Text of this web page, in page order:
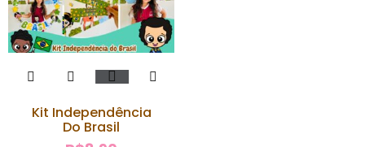
Kit Independência
Do Brasil